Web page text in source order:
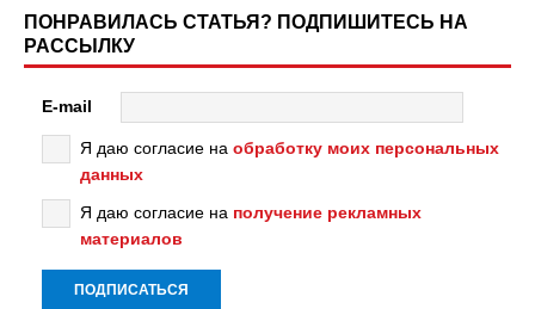
ПОНРАВИЛАСЬ СТАТЬЯ? ПОДПИШИТЕСЬ НА
РАССЫЛКУ
E-mail
Я даю согласие на обработку моих персональных
данных
Я даю согласие на получение рекламных
материалов